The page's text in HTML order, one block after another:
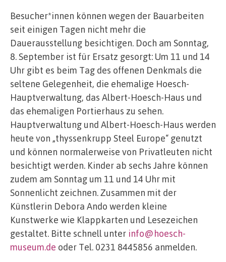
Besucher*innen können wegen der Bauarbeiten
seit einigen Tagen nicht mehr die
Dauerausstellung besichtigen. Doch am Sonntag,
8. September ist für Ersatz gesorgt: Um 11 und 14
Uhr gibt es beim Tag des offenen Denkmals die
seltene Gelegenheit, die ehemalige Hoesch-
Hauptverwaltung, das Albert-Hoesch-Haus und
das ehemaligen Portierhaus zu sehen.
Hauptverwaltung und Albert-Hoesch-Haus werden
heute von „thyssenkrupp Steel Europe“ genutzt
und können normalerweise von Privatleuten nicht
besichtigt werden. Kinder ab sechs Jahre können
zudem am Sonntag um 11 und 14 Uhr mit
Sonnenlicht zeichnen. Zusammen mit der
Künstlerin Debora Ando werden kleine
Kunstwerke wie Klappkarten und Lesezeichen
gestaltet. Bitte schnell unter info@hoesch-
museum.de oder Tel. 0231 8445856 anmelden.